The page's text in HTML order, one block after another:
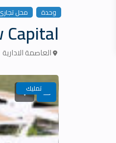
وحدة محل
العاصمة الادارية
تمليك